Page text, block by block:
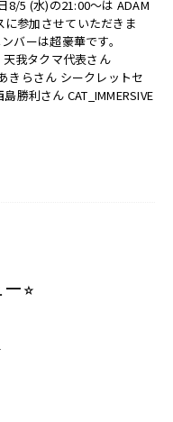
8/5 (水)の21:00〜は ADAM
参加させていただきま
バーは超豪華です。
我タクマ代表さん
らさん シークレットセ
勝利さん CAT_IMMERSIVE
⭐︎